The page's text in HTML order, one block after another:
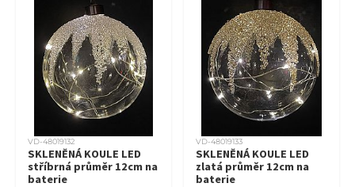
VD-48019132
SKLENĚNÁ KOULE LED
stříbrná průměr 12cm na
baterie
VD-48019133
SKLENĚNÁ KOULE LED
zlatá průměr 12cm na
baterie